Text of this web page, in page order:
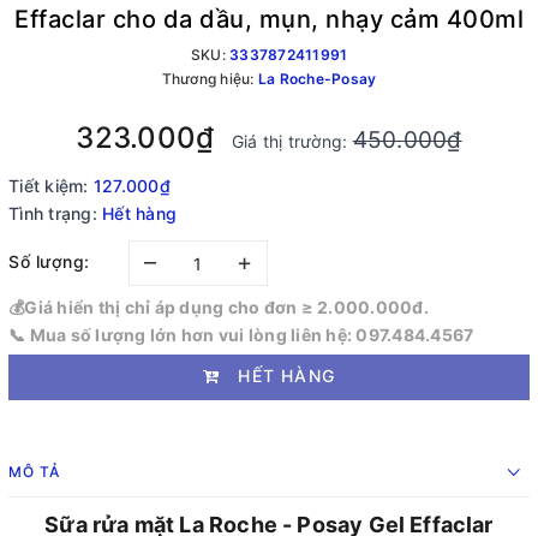
Effaclar cho da dầu, mụn, nhạy cảm 400ml
SKU: 3337872411991
Thương hiệu: La Roche-Posay
323.000₫ Giá thị trường:450.000₫
Tiết kiệm: 127.000₫
Tình trạng: Hết hàng
Số lượng: – +
💰Giá hiển thị chỉ áp dụng cho đơn ≥ 2.000.000đ.
📞 Mua số lượng lớn hơn vui lòng liên hệ: 097.484.4567
HẾT HÀNG
MÔ TẢ
Sữa rửa mặt La Roche - Posay Gel Effaclar